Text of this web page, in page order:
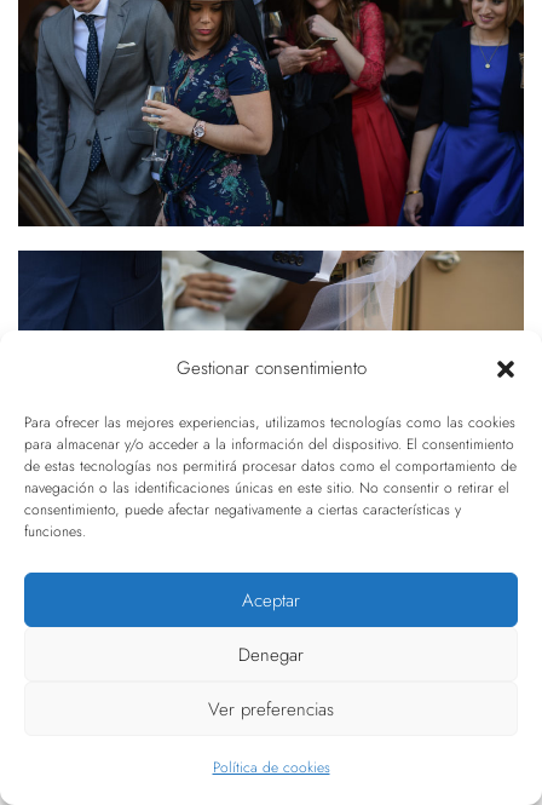
Gestionar consentimiento
Para ofrecer las mejores experiencias, utilizamos tecnologías como las cookies
para almacenar y/o acceder a la información del dispositivo. El consentimiento
de estas tecnologías nos permitirá procesar datos como el comportamiento de
navegación o las identificaciones únicas en este sitio. No consentir o retirar el
consentimiento, puede afectar negativamente a ciertas características y
funciones.
Aceptar
Denegar
Ver preferencias
Política de cookies